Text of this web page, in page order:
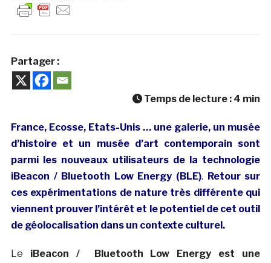
Partager :
Temps de lecture : 4 min
France, Ecosse, Etats-Unis … une galerie, un musée
d’histoire et un musée d’art contemporain sont
parmi les nouveaux utilisateurs de la technologie
iBeacon / Bluetooth Low Energy (BLE). Retour sur
ces expérimentations de nature très différente qui
viennent prouver l’intérêt et le potentiel de cet outil
de géolocalisation dans un contexte culturel.
Le iBeacon /
Bluetooth Low Energy est une